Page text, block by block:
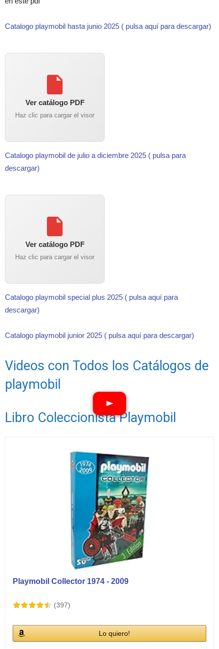
Catalogo playmobil hasta junio 2025 ( pulsa aquí para descargar)
Ver catálogo PDF
Haz clic para cargar el visor
Catalogo playmobil de julio a diciembre 2025 ( pulsa para
descargar)
Ver catálogo PDF
Haz clic para cargar el visor
Catalogo playmobil special plus 2025 ( pulsa aquí para
descargar)
Catalogo playmobil junior 2025 ( pulsa aquí para descargar)
Videos con Todos los Catálogos de
playmobil
Libro Coleccionista Playmobil
Playmobil Collector 1974 - 2009
(397)
Lo quiero!